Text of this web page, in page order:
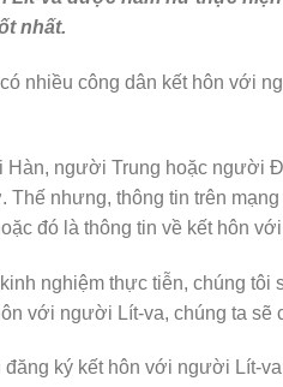
nhất.
nhiều công dân kết hôn với
người Trung hoặc người
Thế nhưng, thông tin trên
đó là thông tin về kết hôn
nghiệm thực tiễn, chúng
với người Lít-va, chúng ta
ký kết hôn với người Lít-